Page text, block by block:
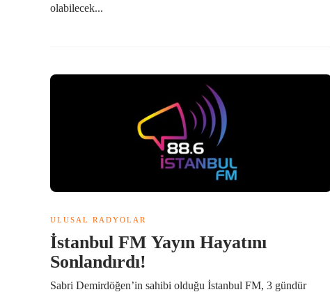
olabilecek...
ULUSAL RADYOLAR
İstanbul FM Yayın Hayatını
Sonlandırdı!
Sabri Demirdöğen’in sahibi olduğu İstanbul FM, 3 gündür